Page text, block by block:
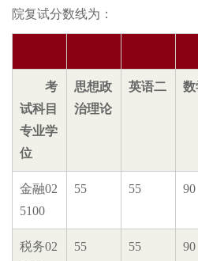
院复试分数线为：
考
试科目
专业学
位
思想政
治理论
英语二 数
金融02
5100
55 55 90
税务02
55 55 90